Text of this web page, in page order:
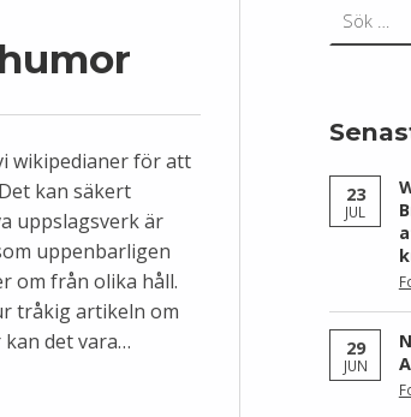
wikipedianer för att
kan säkert
uppslagsverk är
uppenbarligen
om från olika håll.
tråkig artikeln om
det vara…
23
JUL
29
JUN